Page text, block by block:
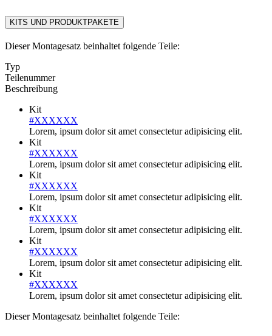
KITS UND PRODUKTPAKETE
Dieser Montagesatz beinhaltet folgende Teile:
Typ
Teilenummer
Beschreibung
Kit
#XXXXXX
Lorem, ipsum dolor sit amet consectetur adipisicing elit.
Kit
#XXXXXX
Lorem, ipsum dolor sit amet consectetur adipisicing elit.
Kit
#XXXXXX
Lorem, ipsum dolor sit amet consectetur adipisicing elit.
Kit
#XXXXXX
Lorem, ipsum dolor sit amet consectetur adipisicing elit.
Kit
#XXXXXX
Lorem, ipsum dolor sit amet consectetur adipisicing elit.
Kit
#XXXXXX
Lorem, ipsum dolor sit amet consectetur adipisicing elit.
Dieser Montagesatz beinhaltet folgende Teile: